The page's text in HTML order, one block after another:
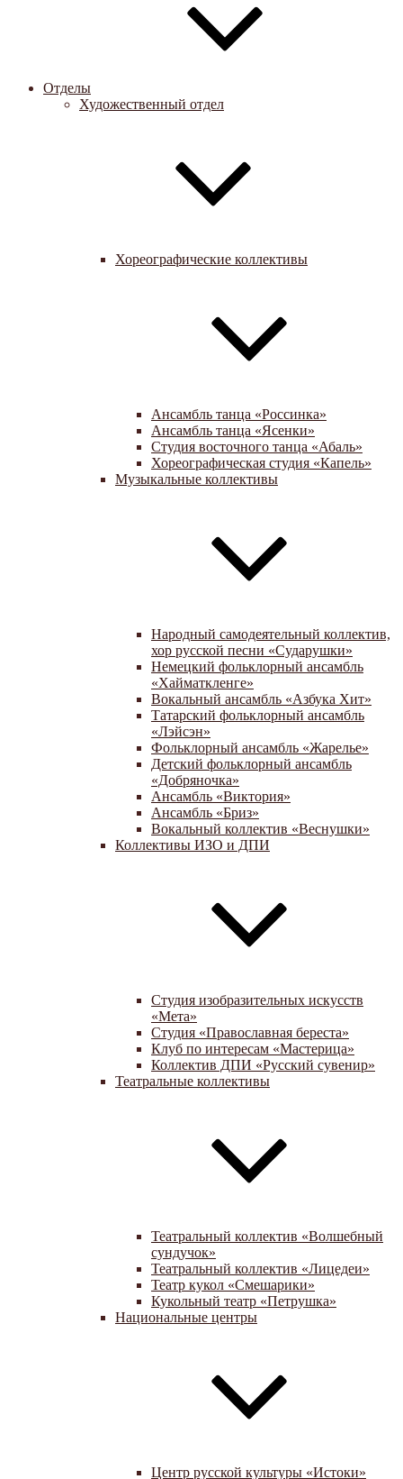
Отделы
Художественный отдел
Хореографические коллективы
Ансамбль танца «Россинка»
Ансамбль танца «Ясенки»
Студия восточного танца «Абаль»
Хореографическая студия «Капель»
Музыкальные коллективы
Народный самодеятельный коллектив,
хор русской песни «Сударушки»
Немецкий фольклорный ансамбль
«Хайматкленге»
Вокальный ансамбль «Азбука Хит»
Татарский фольклорный ансамбль
«Лэйсэн»
Фольклорный ансамбль «Жарелье»
Детский фольклорный ансамбль
«Добряночка»
Ансамбль «Виктория»
Ансамбль «Бриз»
Вокальный коллектив «Веснушки»
Коллективы ИЗО и ДПИ
Студия изобразительных искусств
«Мета»
Студия «Православная береста»
Клуб по интересам «Мастерица»
Коллектив ДПИ «Русский сувенир»
Театральные коллективы
Театральный коллектив «Волшебный
сундучок»
Театральный коллектив «Лицедеи»
Театр кукол «Смешарики»
Кукольный театр «Петрушка»
Национальные центры
Центр русской культуры «Истоки»